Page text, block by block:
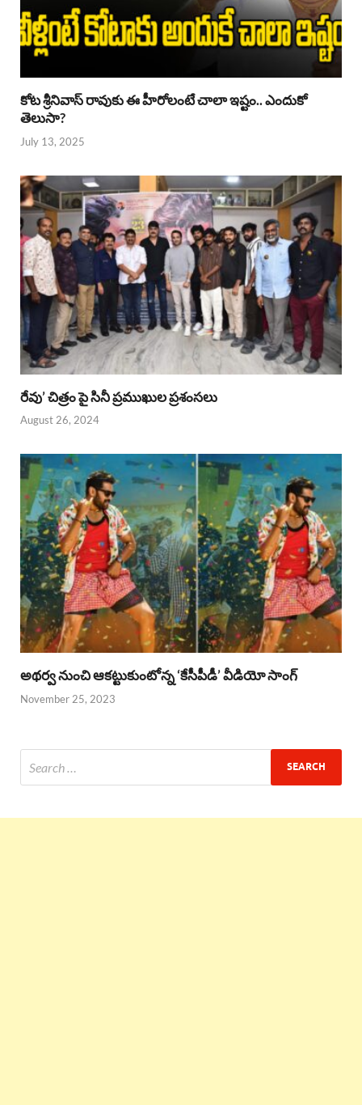
కోట శ్రీనివాస్ రావుకు ఈ హీరోలంటే చాలా ఇష్టం.. ఎందుకో
తెలుసా?
July 13, 2025
రేవు’ చిత్రం పై సినీ ప్రముఖుల ప్రశంసలు
August 26, 2024
అథర్వ నుంచి ఆకట్టుకుంటోన్న ‘కేసీపీడీ’ వీడియో సాంగ్
November 25, 2023